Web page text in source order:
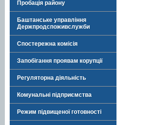
Пробація району
Баштанське управління
Держпродспоживслужби
Спостережна комісія
Запобігання проявам корупції
Регуляторна діяльність
Комунальні підприємства
Режим підвищеної готовності